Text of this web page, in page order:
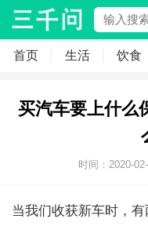
首页 生活 饮食
买汽车要上什么
时间：2020-
当我们收获新车时，